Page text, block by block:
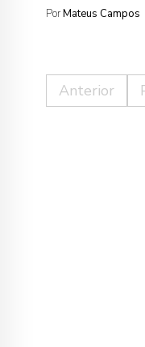
PorMateus Campos
Anterior